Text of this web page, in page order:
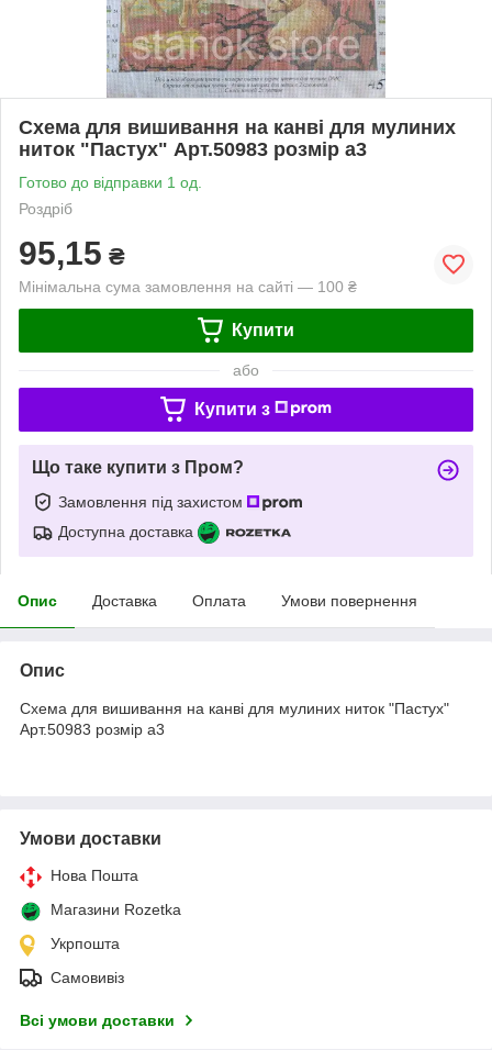
Схема для вишивання на канві для мулиних
ниток "Пастух" Арт.50983 розмір а3
Готово до відправки 1 од.
Роздріб
95,15 ₴
Мінімальна сума замовлення на сайті — 100 ₴
Купити
або
Купити з
Що таке купити з Пром?
Замовлення під захистом
Доступна доставка
Опис Доставка Оплата Умови повернення
Опис
Схема для вишивання на канві для мулиних ниток "Пастух"
Арт.50983 розмір а3
Умови доставки
Нова Пошта
Магазини Rozetka
Укрпошта
Самовивіз
Всі умови доставки